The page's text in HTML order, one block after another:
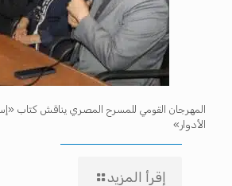
المهرجان القومي للمسرح المصري يناقش كتاب
الأدوار»
إقرأ المزيد